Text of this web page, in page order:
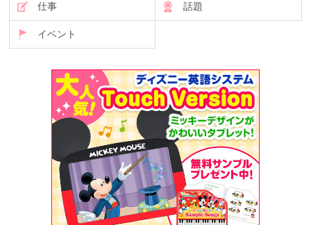
仕事 話題
イベント